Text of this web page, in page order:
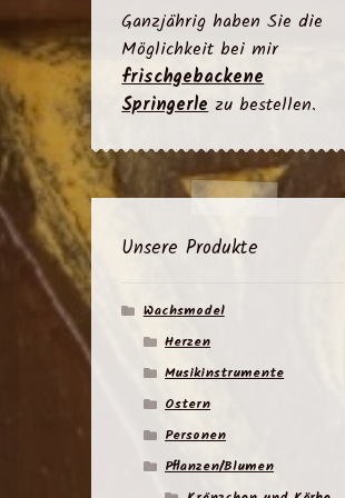
Ganzjährig haben Sie die
Möglichkeit bei mir
frischgebackene
Springerlezu bestellen.
Unsere Produkte
Wachsmodel
Herzen
Musikinstrumente
Ostern
Personen
Pflanzen/Blumen